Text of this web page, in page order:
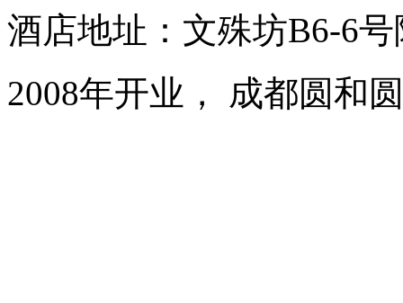
酒店地址：文殊坊B6-6
2008年开业， 成都圆